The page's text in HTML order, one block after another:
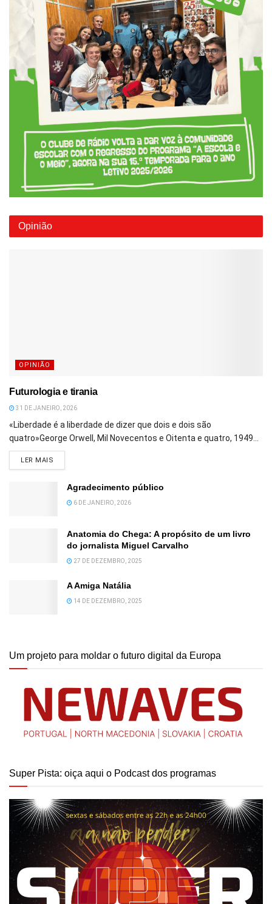
Opinião
OPINIÃO
Futurologia e tirania
31 DE JANEIRO, 2026
«Liberdade é a liberdade de dizer que dois e dois são
quatro»George Orwell, Mil Novecentos e Oitenta e quatro, 1949...
LER MAIS
Agradecimento público
6 DE JANEIRO, 2026
Anatomia do Chega: A propósito de um livro
do jornalista Miguel Carvalho
27 DE DEZEMBRO, 2025
A Amiga Natália
14 DE DEZEMBRO, 2025
Um projeto para moldar o futuro digital da Europa
Super Pista: oiça aqui o Podcast dos programas